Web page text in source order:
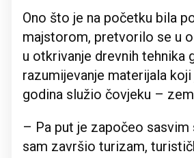
Ono što je na početku bila
majstorom, pretvorilo se u
u otkrivanje drevnih tehnika
razumijevanje materijala
godina služio čovjeku –
– Pa put je započeo sasvim
sam završio turizam,